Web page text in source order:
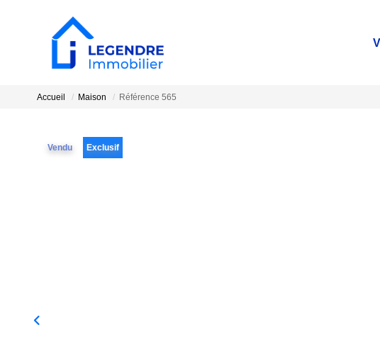
Accueil Maison Référence 565
Vendu Exclusif